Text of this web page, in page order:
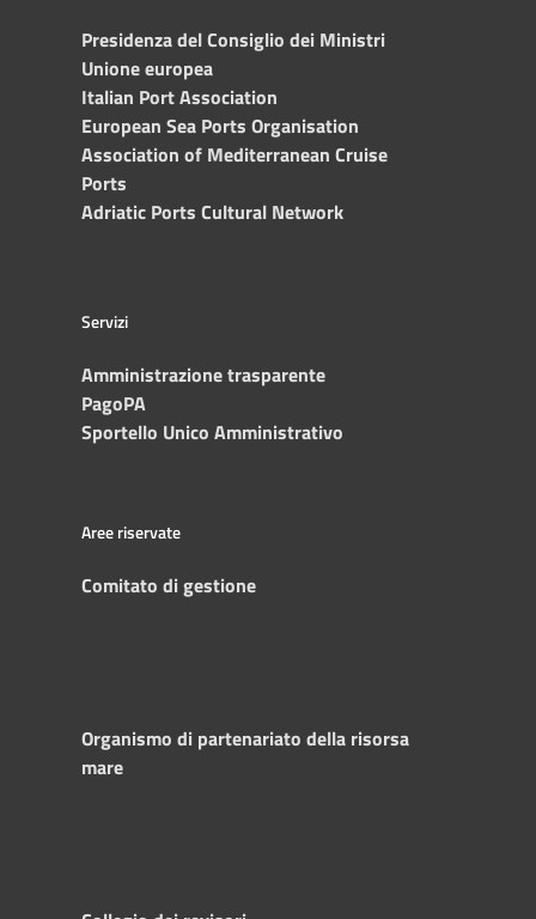
Presidenza del Consiglio dei Ministri
Unione europea
Italian Port Association
European Sea Ports Organisation
Association of Mediterranean Cruise
Ports
Adriatic Ports Cultural Network
Servizi
Amministrazione trasparente
PagoPA
Sportello Unico Amministrativo
Aree riservate
Comitato di gestione
Organismo di partenariato della risorsa
mare